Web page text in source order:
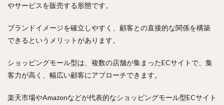
やサービスを販売する形態です。
ブランドイメージを確立しやすく、顧客との直接的な関係を構築
できるというメリットがあります。
ショッピングモール型は、複数の店舗が集まったECサイトで、集
客力が高く、幅広い顧客にアプローチできます。
楽天市場やAmazonなどが代表的なショッピングモール型ECサイト